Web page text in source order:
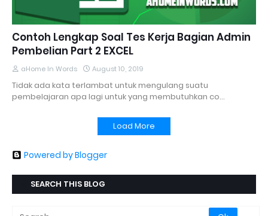
Contoh Lengkap Soal Tes Kerja Bagian Admin
Pembelian Part 2 EXCEL
aHome In Words August 10, 2019
Tidak ada kata terlambat untuk mengulang suatu
pembelajaran apa lagi untuk yang membutuhkan co…
Load More
Powered by Blogger
SEARCH THIS BLOG